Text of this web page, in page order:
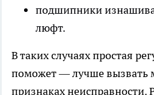
подшипники
люфт.
В таких случаях простая
поможет — лучше вызвать
признаках неисправности.